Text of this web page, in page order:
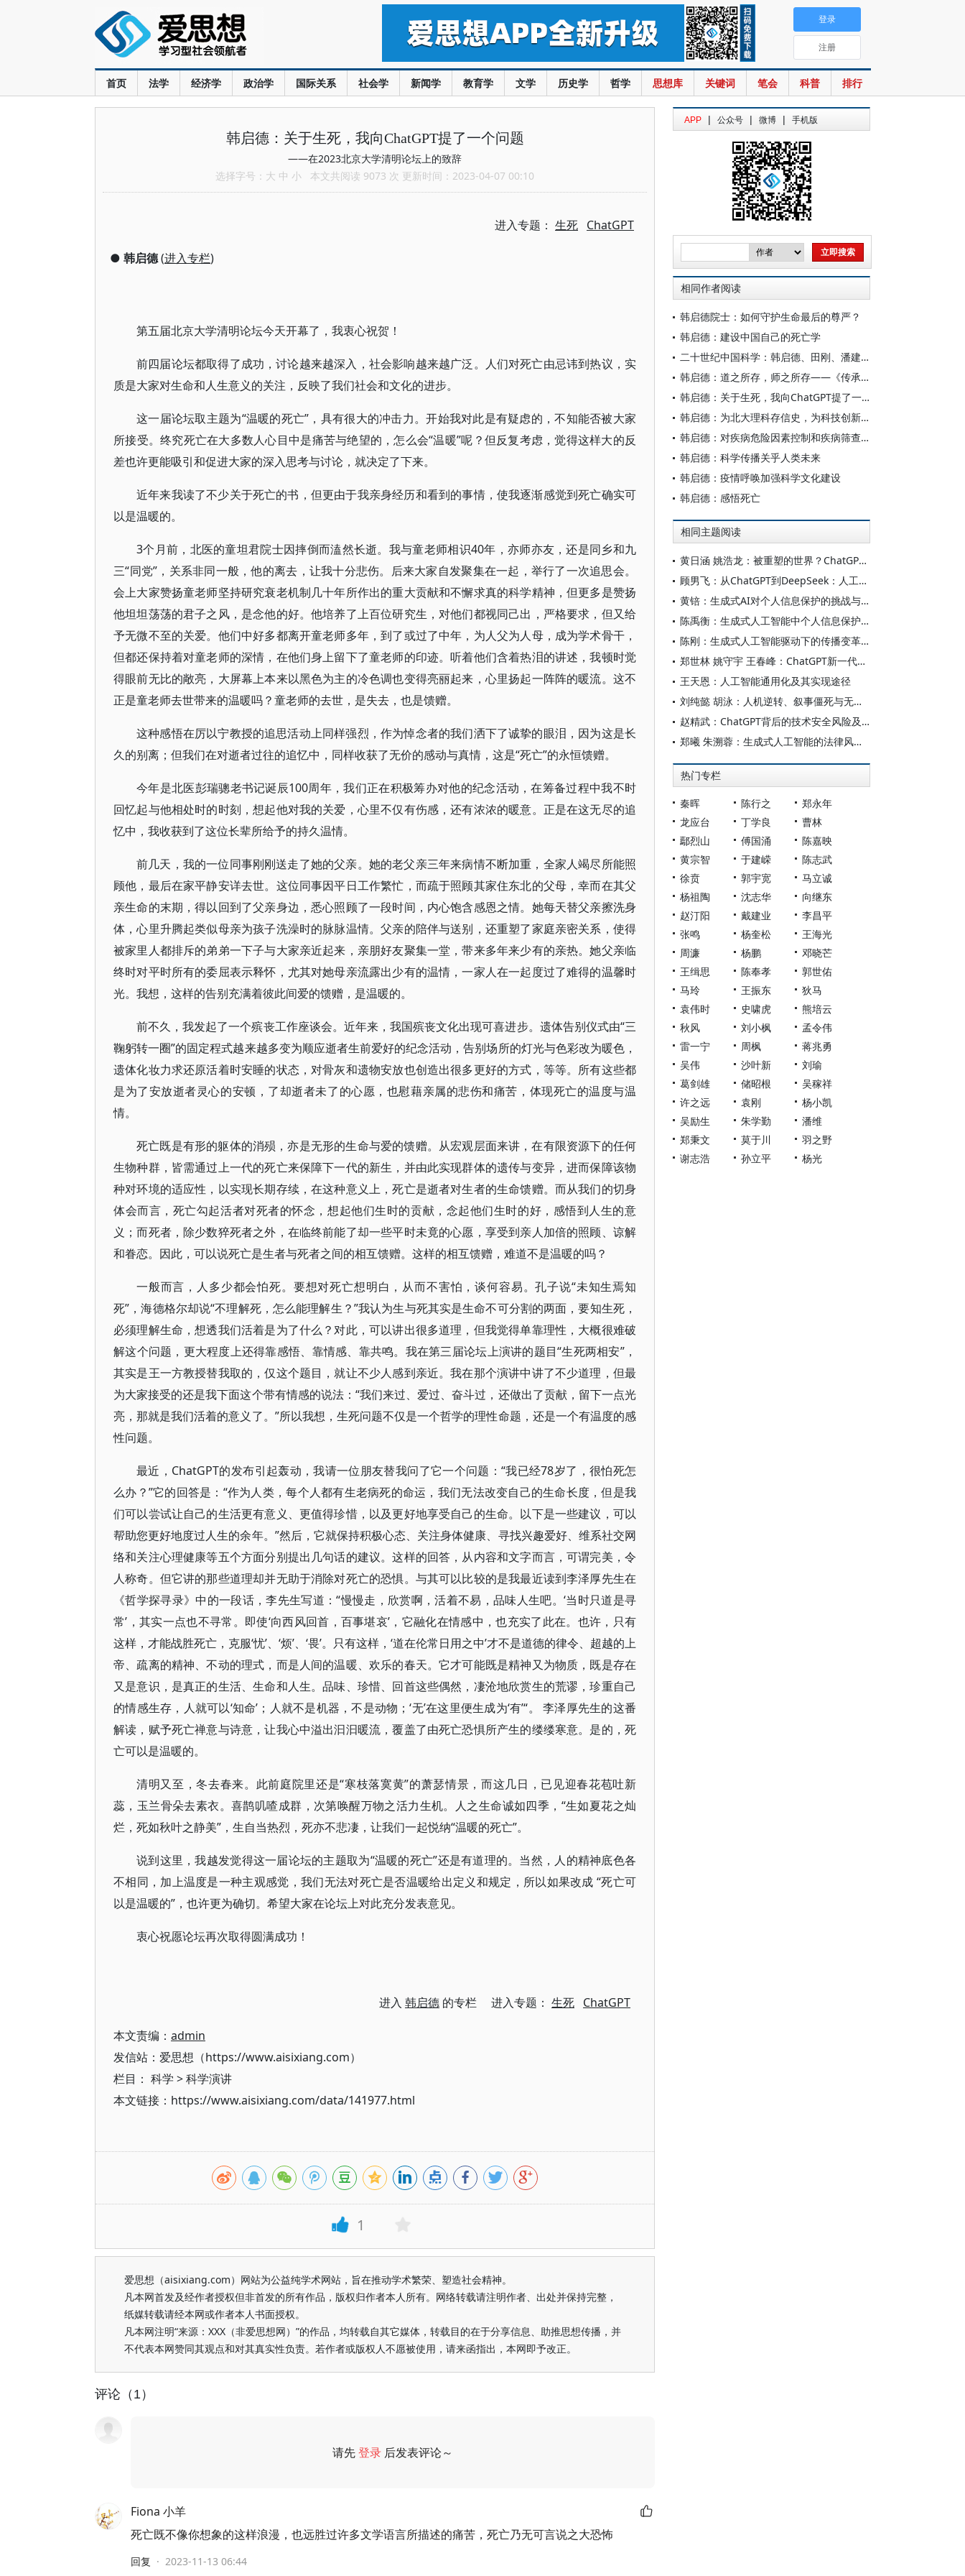
首页 法学 经济学 政治学 国际关系 社会学 新闻学 教育学 文学 历史学 哲学 思想库 关键词 笔会 科普 排行
登录
注册
韩启德：关于生死，我向ChatGPT提了一个问题
——在2023北京大学清明论坛上的致辞
选择字号： 大 中 小 本文共阅读 9073 次 更新时间：2023-04-07 00:10
进入专题： 生死 ChatGPT
● 韩启德(进入专栏)
第五届北京大学清明论坛今天开幕了，我衷心祝贺！
前四届论坛都取得了成功，讨论越来越深入，社会影响越来越广泛。人们对死亡由忌讳到热议，实
质是大家对生命和人生意义的关注，反映了我们社会和文化的进步。
这一届论坛取主题为“温暖的死亡”，具有很大的冲击力。开始我对此是有疑虑的，不知能否被大家
所接受。终究死亡在大多数人心目中是痛苦与绝望的，怎么会“温暖”呢？但反复考虑，觉得这样大的反
差也许更能吸引和促进大家的深入思考与讨论，就决定了下来。
近年来我读了不少关于死亡的书，但更由于我亲身经历和看到的事情，使我逐渐感觉到死亡确实可
以是温暖的。
3个月前，北医的童坦君院士因摔倒而溘然长逝。我与童老师相识40年，亦师亦友，还是同乡和九
三“同党”，关系非同一般，他的离去，让我十分悲伤。后来大家自发聚集在一起，举行了一次追思会。
会上大家赞扬童老师坚持研究衰老机制几十年所作出的重大贡献和不懈求真的科学精神，但更多是赞扬
他坦坦荡荡的君子之风，是念他的好。他培养了上百位研究生，对他们都视同己出，严格要求，但又给
予无微不至的关爱。他们中好多都离开童老师多年，到了或过了中年，为人父为人母，成为学术骨干，
但都还保持着对童老师的深情，在他们身上留下了童老师的印迹。听着他们含着热泪的讲述，我顿时觉
得眼前无比的敞亮，大屏幕上本来以黑色为主的冷色调也变得亮丽起来，心里扬起一阵阵的暖流。这不
正是童老师去世带来的温暖吗？童老师的去世，是失去，也是馈赠。
这种感悟在厉以宁教授的追思活动上同样强烈，作为悼念者的我们洒下了诚挚的眼泪，因为这是长
久的别离；但我们在对逝者过往的追忆中，同样收获了无价的感动与真情，这是“死亡”的永恒馈赠。
今年是北医彭瑞骢老书记诞辰100周年，我们正在积极筹办对他的纪念活动，在筹备过程中我不时
回忆起与他相处时的时刻，想起他对我的关爱，心里不仅有伤感，还有浓浓的暖意。正是在这无尽的追
忆中，我收获到了这位长辈所给予的持久温情。
前几天，我的一位同事刚刚送走了她的父亲。她的老父亲三年来病情不断加重，全家人竭尽所能照
顾他，最后在家平静安详去世。这位同事因平日工作繁忙，而疏于照顾其家住东北的父母，幸而在其父
亲生命的末期，得以回到了父亲身边，悉心照顾了一段时间，内心饱含感恩之情。她每天替父亲擦洗身
体，心里升腾起类似母亲为孩子洗澡时的脉脉温情。父亲的陪伴与送别，还重塑了家庭亲密关系，使得
被家里人都排斥的弟弟一下子与大家亲近起来，亲朋好友聚集一堂，带来多年来少有的亲热。她父亲临
终时对平时所有的委屈表示释怀，尤其对她母亲流露出少有的温情，一家人在一起度过了难得的温馨时
光。我想，这样的告别充满着彼此间爱的馈赠，是温暖的。
前不久，我发起了一个殡丧工作座谈会。近年来，我国殡丧文化出现可喜进步。遗体告别仪式由“三
鞠躬转一圈”的固定程式越来越多变为顺应逝者生前爱好的纪念活动，告别场所的灯光与色彩改为暖色，
遗体化妆力求还原活着时安睡的状态，对骨灰和遗物安放也创造出很多更好的方式，等等。所有这些都
是为了安放逝者灵心的安顿，了却逝者未了的心愿，也慰藉亲属的悲伤和痛苦，体现死亡的温度与温
情。
死亡既是有形的躯体的消殒，亦是无形的生命与爱的馈赠。从宏观层面来讲，在有限资源下的任何
生物种群，皆需通过上一代的死亡来保障下一代的新生，并由此实现群体的遗传与变异，进而保障该物
种对环境的适应性，以实现长期存续，在这种意义上，死亡是逝者对生者的生命馈赠。而从我们的切身
体会而言，死亡勾起活者对死者的怀念，想起他们生时的贡献，念起他们生时的好，感悟到人生的意
义；而死者，除少数猝死者之外，在临终前能了却一些平时未竟的心愿，享受到亲人加倍的照顾、谅解
和眷恋。因此，可以说死亡是生者与死者之间的相互馈赠。这样的相互馈赠，难道不是温暖的吗？
一般而言，人多少都会怕死。要想对死亡想明白，从而不害怕，谈何容易。孔子说“未知生焉知
死”，海德格尔却说“不理解死，怎么能理解生？”我认为生与死其实是生命不可分割的两面，要知生死，
必须理解生命，想透我们活着是为了什么？对此，可以讲出很多道理，但我觉得单靠理性，大概很难破
解这个问题，更大程度上还得靠感悟、靠情感、靠共鸣。我在第三届论坛上演讲的题目“生死两相安”，
其实是王一方教授替我取的，仅这个题目，就让不少人感到亲近。我在那个演讲中讲了不少道理，但最
为大家接受的还是我下面这个带有情感的说法：“我们来过、爱过、奋斗过，还做出了贡献，留下一点光
亮，那就是我们活着的意义了。”所以我想，生死问题不仅是一个哲学的理性命题，还是一个有温度的感
性问题。
最近，ChatGPT的发布引起轰动，我请一位朋友替我问了它一个问题：“我已经78岁了，很怕死怎
么办？”它的回答是：“作为人类，每个人都有生老病死的命运，我们无法改变自己的生命长度，但是我
们可以尝试让自己的生活更有意义、更值得珍惜，以及更好地享受自己的生命。以下是一些建议，可以
帮助您更好地度过人生的余年。”然后，它就保持积极心态、关注身体健康、寻找兴趣爱好、维系社交网
络和关注心理健康等五个方面分别提出几句话的建议。这样的回答，从内容和文字而言，可谓完美，令
人称奇。但它讲的那些道理却并无助于消除对死亡的恐惧。与其可以比较的是我最近读到李泽厚先生在
《哲学探寻录》中的一段话，李先生写道：“慢慢走，欣赏啊，活着不易，品味人生吧。‘当时只道是寻
常’，其实一点也不寻常。即使‘向西风回首，百事堪哀’，它融化在情感中，也充实了此在。也许，只有
这样，才能战胜死亡，克服‘忧’、‘烦’、‘畏’。只有这样，‘道在伦常日用之中’才不是道德的律令、超越的上
帝、疏离的精神、不动的理式，而是人间的温暖、欢乐的春天。它才可能既是精神又为物质，既是存在
又是意识，是真正的生活、生命和人生。品味、珍惜、回首这些偶然，凄沧地欣赏生的荒谬，珍重自己
的情感生存，人就可以‘知命’；人就不是机器，不是动物；‘无’在这里便生成为‘有’“。 李泽厚先生的这番
解读，赋予死亡禅意与诗意，让我心中溢出汩汩暖流，覆盖了由死亡恐惧所产生的缕缕寒意。是的，死
亡可以是温暖的。
清明又至，冬去春来。此前庭院里还是“寒枝落寞黄”的萧瑟情景，而这几日，已见迎春花苞吐新
蕊，玉兰骨朵去素衣。喜鹊叽喳成群，次第唤醒万物之活力生机。人之生命诚如四季，“生如夏花之灿
烂，死如秋叶之静美”，生自当热烈，死亦不悲凄，让我们一起悦纳“温暖的死亡”。
说到这里，我越发觉得这一届论坛的主题取为“温暖的死亡”还是有道理的。当然，人的精神底色各
不相同，加上温度是一种主观感觉，我们无法对死亡是否温暖给出定义和规定，所以如果改成 “死亡可
以是温暖的”，也许更为确切。希望大家在论坛上对此充分发表意见。
衷心祝愿论坛再次取得圆满成功！
进入 韩启德 的专栏 进入专题： 生死 ChatGPT
本文责编： admin
发信站：爱思想（https://www.aisixiang.com）
栏目： 科学 >科学演讲
本文链接：https://www.aisixiang.com/data/141977.html
1
爱思想（aisixiang.com）网站为公益纯学术网站，旨在推动学术繁荣、塑造社会精神。
凡本网首发及经作者授权但非首发的所有作品，版权归作者本人所有。网络转载请注明作者、出处并保持完整，
纸媒转载请经本网或作者本人书面授权。
凡本网注明“来源：XXX（非爱思想网）”的作品，均转载自其它媒体，转载目的在于分享信息、助推思想传播，并
不代表本网赞同其观点和对其真实性负责。若作者或版权人不愿被使用，请来函指出，本网即予改正。
评论（1）
请先登录 后发表评论～
Fiona 小羊
死亡既不像你想象的这样浪漫，也远胜过许多文学语言所描述的痛苦，死亡乃无可言说之大恐怖
回复 · 2023-11-13 06:44
APP | 公众号 | 微博 | 手机版
相同作者阅读
韩启德院士：如何守护生命最后的尊严？
韩启德：建设中国自己的死亡学
二十世纪中国科学：韩启德、田刚、潘建伟、饶毅的争论
韩启德：道之所存，师之所存——《传承：我们的北大学缘》序
韩启德：关于生死，我向ChatGPT提了一个问题
韩启德：为北大理科存信史，为科技创新探规律
韩启德：对疾病危险因素控制和疾病筛查的思考
韩启德：科学传播关乎人类未来
韩启德：疫情呼唤加强科学文化建设
韩启德：感悟死亡
相同主题阅读
黄日涵 姚浩龙：被重塑的世界？ChatGPT崛起下人工智能与国家安全新特征
顾男飞：从ChatGPT到DeepSeek：人工智能技术突破及其风险梳理
黄锫：生成式AI对个人信息保护的挑战与风险规制
陈禹衡：生成式人工智能中个人信息保护的全流程合规体系构建
陈刚：生成式人工智能驱动下的传播变革与发展研究：以ChatGPT为例
郑世林 姚守宇 王春峰：ChatGPT新一代人工智能技术发展的经济和社会影响
王天恩：人工智能通用化及其实现途径
刘纯懿 胡泳：人机逆转、叙事僵死与无事实时代——生成式革命的影响与危机
赵精武：ChatGPT背后的技术安全风险及其应对路径
郑曦 朱溯蓉：生成式人工智能的法律风险与规制
热门专栏
秦晖 陈行之
郑永年
龙应台
丁学良
曹林
鄢烈山
傅国涌
陈嘉映
黄宗智
于建嵘
陈志武
徐贲
郭宇宽
马立诚
杨祖陶
沈志华
向继东
赵汀阳
戴建业
李昌平
张鸣
杨奎松
王海光
周濂
杨鹏
邓晓芒
王缉思
陈奉孝
郭世佑
马玲
王振东
狄马
袁伟时
史啸虎
熊培云
秋风
刘小枫
孟令伟
雷一宁
周枫
蒋兆勇
吴伟
沙叶新
刘瑜
葛剑雄
储昭根
吴稼祥
许之远
袁刚
杨小凯
吴励生
朱学勤
潘维
郑秉文
莫于川
羽之野
谢志浩
孙立平 杨光